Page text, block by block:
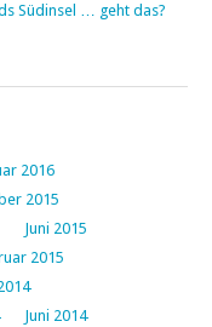
Südinsel … geht das?
2016
2015
Juni 2015
2015
Juni 2014